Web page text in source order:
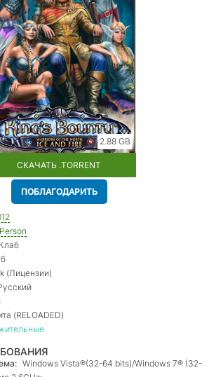
2.88 GB
СКАЧАТЬ .TORRENT
ПОБЛАГОДАРИТЬ
(Лицензии)
(RELOADED)
Windows Vista®(32-64 bits)/Windows 7® (32-